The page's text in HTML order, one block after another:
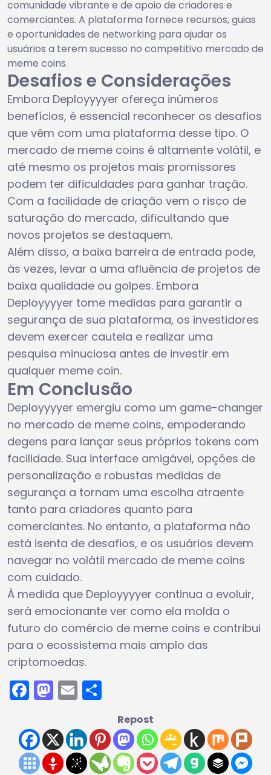
comunidade vibrante e de apoio de criadores e
comerciantes. A plataforma fornece recursos, guias
e oportunidades de networking para ajudar os
usuários a terem sucesso no competitivo mercado de
meme coins.
Desafios e Considerações
Embora Deployyyyer ofereça inúmeros
benefícios, é essencial reconhecer os desafios
que vêm com uma plataforma desse tipo. O
mercado de meme coins é altamente volátil, e
até mesmo os projetos mais promissores
podem ter dificuldades para ganhar tração.
Com a facilidade de criação vem o risco de
saturação do mercado, dificultando que
novos projetos se destaquem.
Além disso, a baixa barreira de entrada pode,
às vezes, levar a uma afluência de projetos de
baixa qualidade ou golpes. Embora
Deployyyyer tome medidas para garantir a
segurança de sua plataforma, os investidores
devem exercer cautela e realizar uma
pesquisa minuciosa antes de investir em
qualquer meme coin.
Em Conclusão
Deployyyyer emergiu como um game-changer
no mercado de meme coins, empoderando
degens para lançar seus próprios tokens com
facilidade. Sua interface amigável, opções de
personalização e robustas medidas de
segurança a tornam uma escolha atraente
tanto para criadores quanto para
comerciantes. No entanto, a plataforma não
está isenta de desafios, e os usuários devem
navegar no volátil mercado de meme coins
com cuidado.
À medida que Deployyyyer continua a evoluir,
será emocionante ver como ela molda o
futuro do comércio de meme coins e contribui
para o ecossistema mais amplo das
criptomoedas.
Facebook
Mastodon
Email
Repost